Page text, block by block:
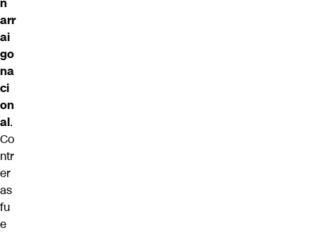
arr
ai
go
na
ci
on
al.
Co
ntr
er
as
fu
e